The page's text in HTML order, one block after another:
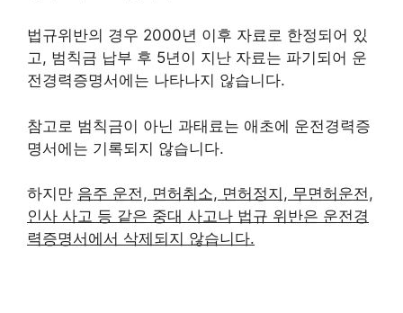
법규위반의 경우 2000년 이후 자료로 한정되어 있
고, 범칙금 납부 후 5년이 지난 자료는 파기되어 운
전경력증명서에는 나타나지 않습니다.
참고로 범칙금이 아닌 과태료는 애초에 운전경력증
명서에는 기록되지 않습니다.
하지만 음주 운전, 면허취소, 면허정지, 무면허운전,
인사 사고 등 같은 중대 사고나 법규 위반은 운전경
력증명서에서 삭제되지 않습니다.